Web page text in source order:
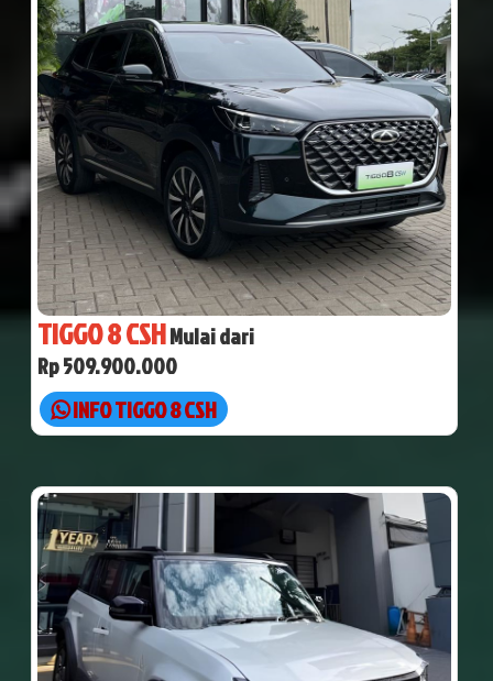
TIGGO 8 CSHMulai dari
Rp 509.900.000
INFO TIGGO 8 CSH